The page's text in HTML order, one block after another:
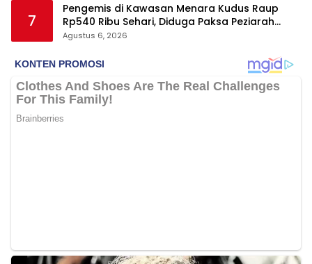
7
Pengemis di Kawasan Menara Kudus Raup
Rp540 Ribu Sehari, Diduga Paksa Peziarah
hingga Tarik Baju
Agustus 6, 2026